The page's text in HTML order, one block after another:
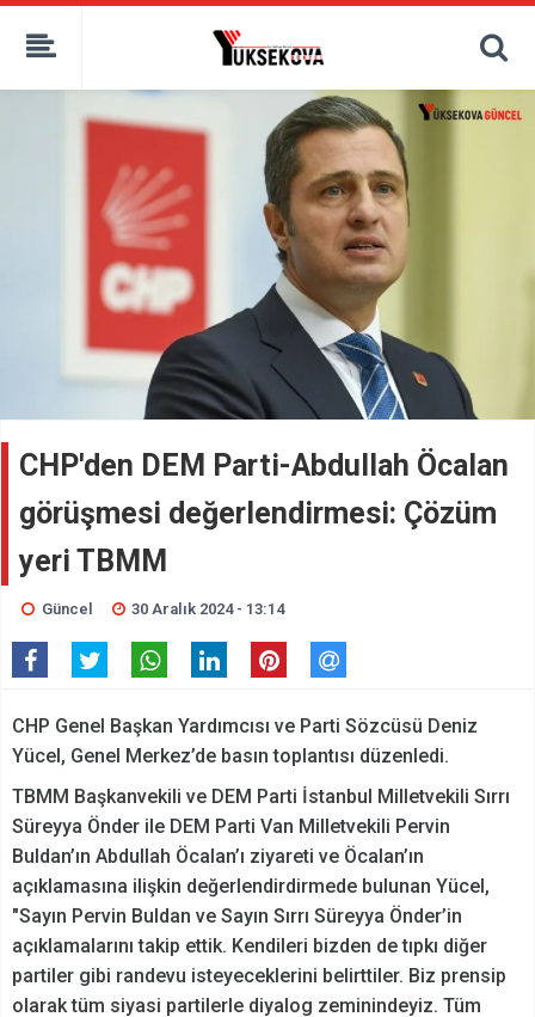
kaçak bahis
deneme bonusu
canlı bahis siteleri
CHP'den DEM Parti-Abdullah Öcalan
görüşmesi değerlendirmesi: Çözüm
yeri TBMM
Güncel 30 Aralık 2024 - 13:14
CHP Genel Başkan Yardımcısı ve Parti Sözcüsü Deniz
Yücel, Genel Merkez’de basın toplantısı düzenledi.
TBMM Başkanvekili ve DEM Parti İstanbul Milletvekili Sırrı
Süreyya Önder ile DEM Parti Van Milletvekili Pervin
Buldan’ın Abdullah Öcalan’ı ziyareti ve Öcalan’ın
açıklamasına ilişkin değerlendirdirmede bulunan Yücel,
"Sayın Pervin Buldan ve Sayın Sırrı Süreyya Önder’in
açıklamalarını takip ettik. Kendileri bizden de tıpkı diğer
partiler gibi randevu isteyeceklerini belirttiler. Biz prensip
olarak tüm siyasi partilerle diyalog zeminindeyiz. Tüm